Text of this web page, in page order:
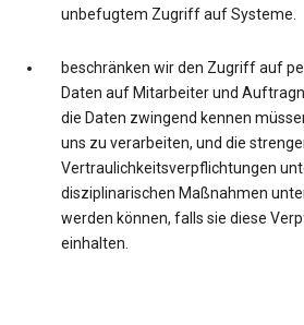
unbefugtem Zugriff auf Systeme.
beschränken wir den Zugriff auf
Daten auf Mitarbeiter und
die Daten zwingend kennen
uns zu verarbeiten, und die
Vertraulichkeitsverpflichtungen
disziplinarischen Maßnahmen
werden können, falls sie diese
einhalten.